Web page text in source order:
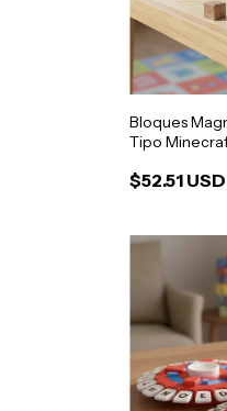
Bloques
Tipo
$52.51 USD